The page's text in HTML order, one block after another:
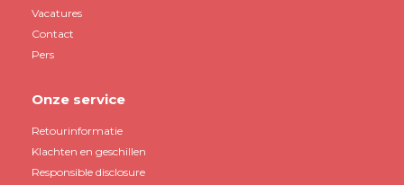
Vacatures
Contact
Pers
Onze service
Retourinformatie
Klachten en geschillen
Responsible disclosure